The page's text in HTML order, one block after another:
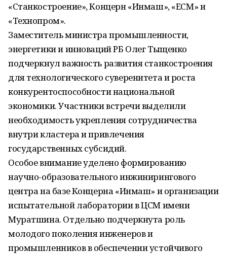
«Станкостроение», Концерн «Инмаш», «ЕСМ» и
«Технопром».
Заместитель министра промышленности,
энергетики и инноваций РБ Олег Тыщенко
подчеркнул важность развития станкостроения
для технологического суверенитета и роста
конкурентоспособности национальной
экономики. Участники встречи выделили
необходимость укрепления сотрудничества
внутри кластера и привлечения
государственных субсидий.
Особое внимание уделено формированию
научно-образовательного инжинирингового
центра на базе Концерна «Инмаш» и организации
испытательной лаборатории в ЦСМ имени
Муратшина. Отдельно подчеркнута роль
молодого поколения инженеров и
промышленников в обеспечении устойчивого